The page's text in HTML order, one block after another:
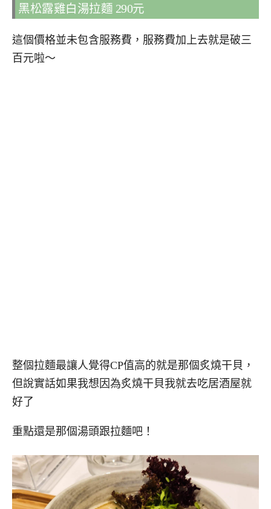
黑松露雞白湯拉麵 290元
這個價格並未包含服務費，服務費加上去就是破三
百元啦～
整個拉麵最讓人覺得CP值高的就是那個炙燒干貝，
但說實話如果我想因為炙燒干貝我就去吃居酒屋就
好了
重點還是那個湯頭跟拉麵吧！